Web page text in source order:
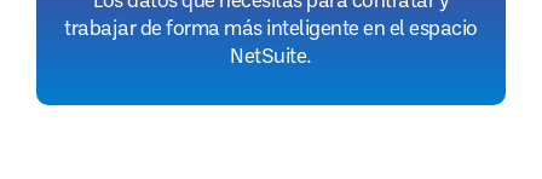
trabajar de forma más inteligente en el espacio
NetSuite.